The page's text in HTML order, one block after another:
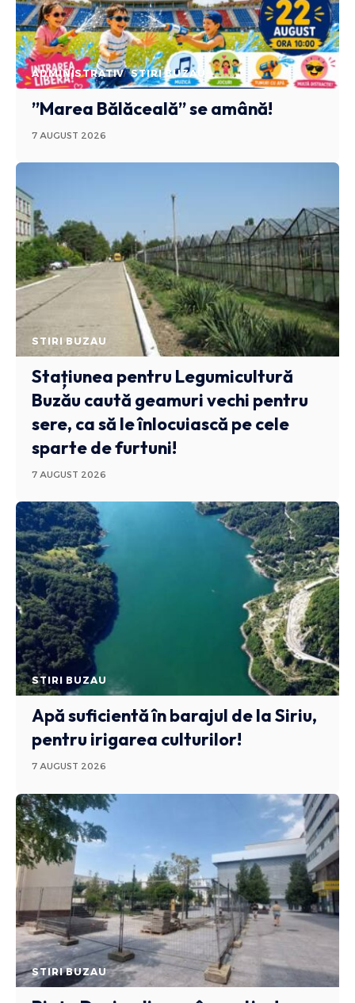
ADMINISTRATIV STIRI BUZAU
”Marea Bălăceală” se amână!
7 AUGUST 2026
STIRI BUZAU
Stațiunea pentru Legumicultură
Buzău caută geamuri vechi pentru
sere, ca să le înlocuiască pe cele
sparte de furtuni!
7 AUGUST 2026
STIRI BUZAU
Apă suficientă în barajul de la Siriu,
pentru irigarea culturilor!
7 AUGUST 2026
STIRI BUZAU